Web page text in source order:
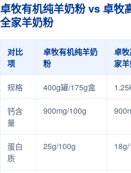
卓牧有机纯羊奶粉 vs 卓牧
全家羊奶粉
对比
项
卓牧有机纯羊奶
粉
卓
家
规格 400g罐/175g盒
钙含
量
900mg/100g
蛋白
质
25g/100g